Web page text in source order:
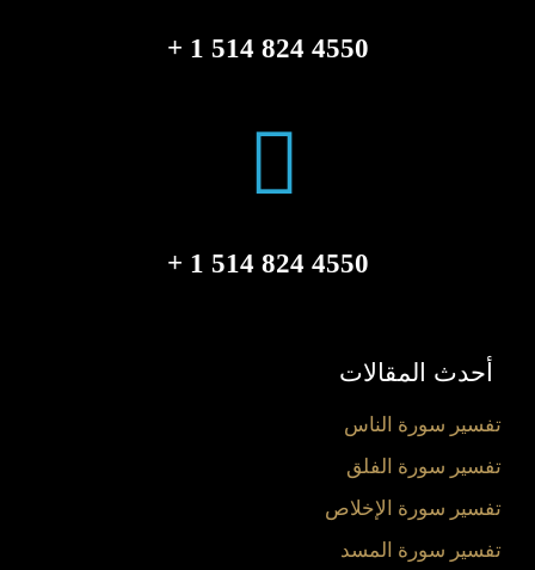
4550 824 514 1 +
4550 824 514 1 +
أحدث المقالات
تفسير سورة الناس
تفسير سورة الفلق
تفسير سورة الإخلاص
تفسير سورة المسد